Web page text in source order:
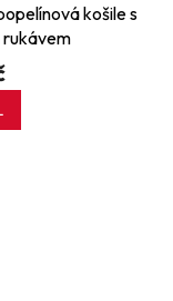
košile s
rukávem